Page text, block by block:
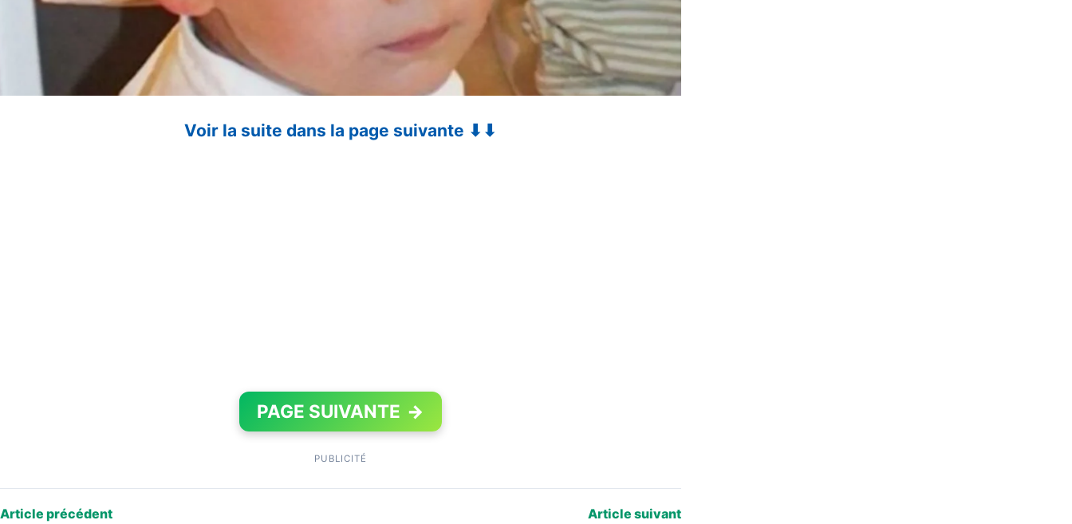
Voir la suite dans la page suivante ⬇⬇
PAGE SUIVANTE →
PUBLICITÉ
Article précédent Article suivant